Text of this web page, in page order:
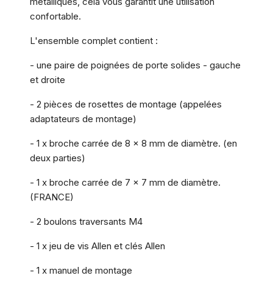
confortable.
L'ensemble complet contient :
- une paire de poignées de porte solides - gauche
et droite
- 2 pièces de rosettes de montage (appelées
adaptateurs de montage)
- 1 x broche carrée de 8 x 8 mm de diamètre. (en
deux parties)
- 1 x broche carrée de 7 x 7 mm de diamètre.
(FRANCE)
- 2 boulons traversants M4
- 1 x jeu de vis Allen et clés Allen
- 1 x manuel de montage